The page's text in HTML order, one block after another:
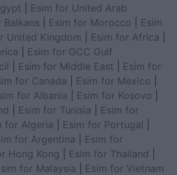
Esim for United Arab
Balkans Esim for Morocco
Esim
United Kingdom Esim for Africa
Esim for GCC Gulf
Esim for Middle East
Esim for
for Canada Esim for Mexico
for Albania Esim for Kosovo
Esim for Tunisia
Esim for
for Algeria Esim for Portugal
for Argentina
Esim for
Hong Kong Esim for Thailand
for Malaysia
Esim for Vietnam